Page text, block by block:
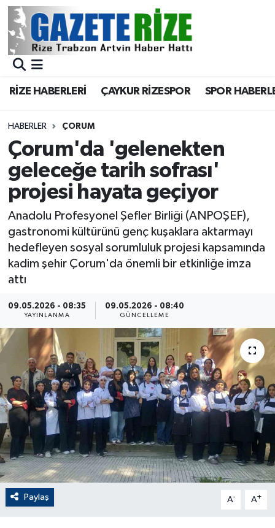
RİZE HABERLERİ ÇAYKUR RİZESPOR SPOR
HABERLER ÇORUM
Çorum'da 'gelenekten
geleceğe tarih sofrası'
projesi hayata geçiyor
Anadolu Profesyonel Şefler Birliği (ANPOŞEF),
gastronomi kültürünü genç kuşaklara aktarmayı
hedefleyen sosyal sorumluluk projesi kapsamında
kadim şehir Çorum'da önemli bir etkinliğe imza
attı
09.05.2026 - 08:35
YAYINLANMA
09.05.2026 - 08:40
GÜNCELLEME
Paylaş A- A+
BÖLGEMİZ
Asayiş
Rize Jandarma Komutanlığı
Bilim Teknoloji
Bölge
Advertising news
Canlı Maç
Dış Haberler
Dünya
EĞİTİM
EKONOMİ
English News
Finans
Merkez Nöbetçi Eczaneler
Merkez Trafik Yoğunluk Haritası
Süper Lig Puan Durumu ve Fikstür
Tüm Manşetler
Son Dakika Haberleri
Haber Arşivi